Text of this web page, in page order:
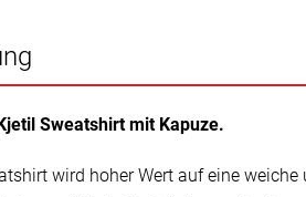
Sweatshirt mit Kapuze.
wird hoher Wert auf eine